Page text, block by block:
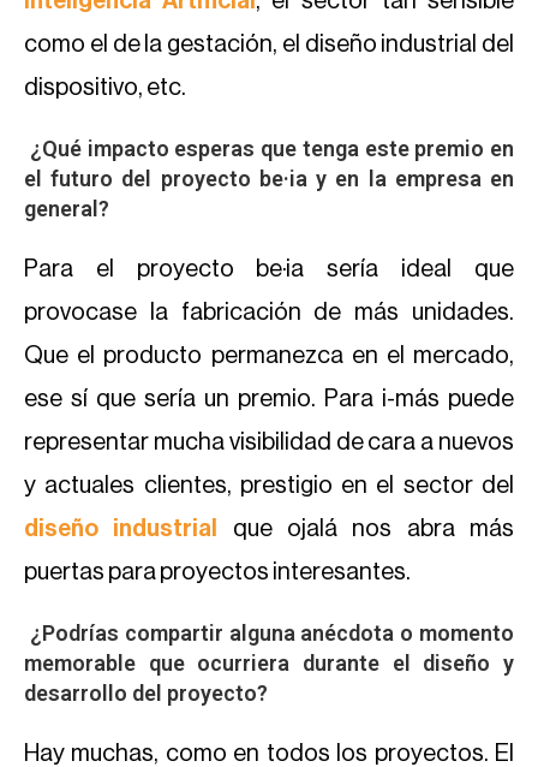
como el de la gestación, el diseño industrial del
dispositivo, etc.
¿Qué impacto esperas que tenga este premio en
el futuro del proyecto be·ia y en la empresa en
general?
Para el proyecto be·ia sería ideal que
provocase la fabricación de más unidades.
Que el producto permanezca en el mercado,
ese sí que sería un premio. Para i-más puede
representar mucha visibilidad de cara a nuevos
y actuales clientes, prestigio en el sector del
diseño industrial
que ojalá nos abra más
puertas para proyectos interesantes.
¿Podrías compartir alguna anécdota o momento
memorable que ocurriera durante el diseño y
desarrollo del proyecto?
Hay muchas, como en todos los proyectos. El